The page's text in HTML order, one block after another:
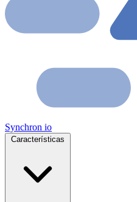
Synchron io